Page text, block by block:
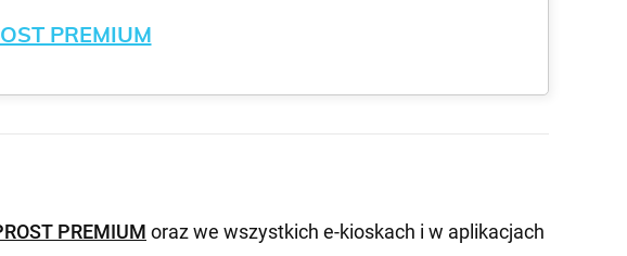
PREMIUM
PREMIUM oraz we wszystkich e-kioskach i w aplikacjach